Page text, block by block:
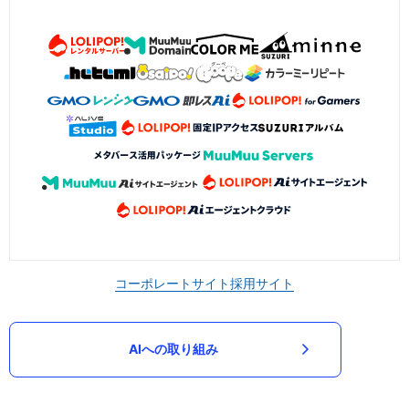
コーポレートサイト採用サイト
AIへの取り組み